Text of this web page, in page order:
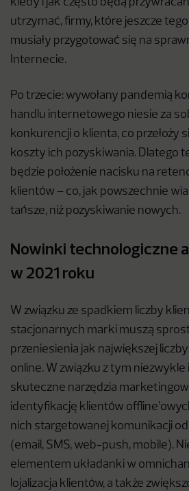
kiedy i jak często będą
utrzymać, firmy, które jeszcze tego
musiały przygotować się na
Internecie.
Po trzecie: wywołany pandemią
handlu internetowego niesie za
konkurencji o klienta, co przełoży
koszty ich pozyskiwania. Dlatego
będzie położenie nacisku na
klientów – co, jak powszechnie
tańsze, niż pozyskiwanie nowych.
Nowinki technologiczne
w 2021 roku
W związku ze spadkiem liczby
stacjonarnych marki muszą
przeniesienia jak największej
online. W związku z tym
skuteczne narzędzia
identyfikację klientów
nich stargetowanej komunikacji
(email, SMS, web-push, mobile).
elementem układanki w
lojalizacja klientów, a także